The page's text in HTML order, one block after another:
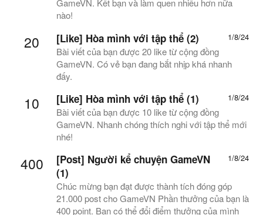
GameVN. Kết bạn và làm quen nhiều hơn nữa
nào!
20 1/8/24
[Like] Hòa mình với tập thể (2)
Bài viết của bạn được 20 like từ cộng đồng
GameVN. Có vẻ bạn đang bắt nhịp khá nhanh
đấy.
10 1/8/24
[Like] Hòa mình với tập thể (1)
Bài viết của bạn được 10 like từ cộng đồng
GameVN. Nhanh chóng thích nghi với tập thể mới
nhé!
400 1/8/24
[Post] Người kể chuyện GameVN
(1)
Chúc mừng bạn đạt được thành tích đóng góp
21.000 post cho GameVN Phần thưởng của bạn là
400 point. Bạn có thể đổi điểm thưởng của mình